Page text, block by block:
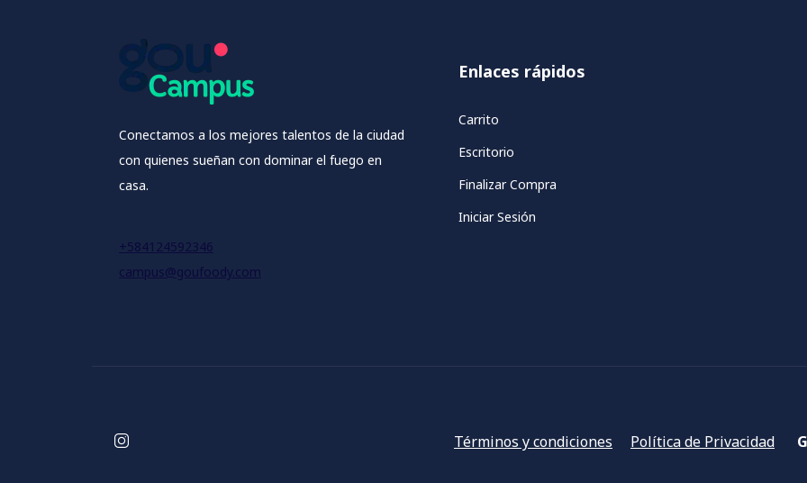
Conectamos a los mejores talentos de la ciudad
con quienes sueñan con dominar el fuego en
casa.
+584124592346
campus@goufoody.com
Enlaces rápidos
Carrito
Escritorio
Finalizar Compra
Iniciar Sesión
Términos y condiciones Política de Privacidad